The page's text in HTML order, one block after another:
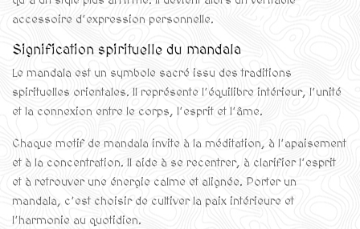
accessoire d’expression personnelle.
Signification spirituelle du mandala
Le mandala est un symbole sacré issu des traditions
spirituelles orientales. Il représente l’équilibre intérieur, l’unité
et la connexion entre le corps, l’esprit et l’âme.
Chaque motif de mandala invite à la méditation, à l’apaisement
et à la concentration. Il aide à se recentrer, à clarifier l’esprit
et à retrouver une énergie calme et alignée. Porter un
mandala, c’est choisir de cultiver la paix intérieure et
l’harmonie au quotidien.